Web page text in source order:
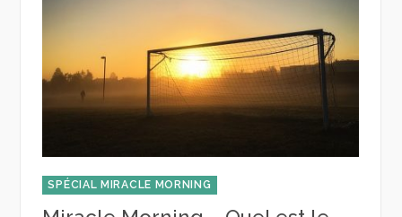
SPÉCIAL MIRACLE MORNING